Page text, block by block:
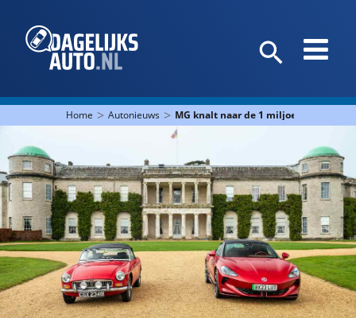
Home > Autonieuws > MG knalt naar de 1 miljoen